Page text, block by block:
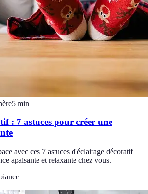
5 min
: 7 astuces pour créer une
avec ces 7 astuces d'éclairage décoratif
apaisante et relaxante chez vous.